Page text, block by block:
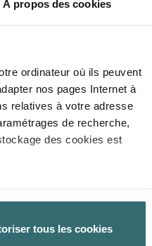
À propos des cookies
ordinateur où ils peuvent
nos pages Internet à
relatives à votre adresse
de recherche,
des cookies est
tous les cookies
41.29 48.58